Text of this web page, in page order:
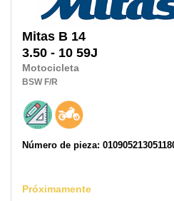
Mitas B 14
3.50 - 10 59J
Motocicleta
BSW F/R
Número de pieza:
Próximamente